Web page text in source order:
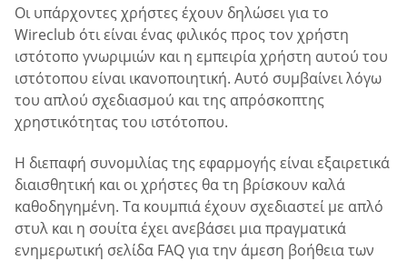
Οι υπάρχοντες χρήστες έχουν δηλώσει για το
Wireclub ότι είναι ένας φιλικός προς τον χρήστη
ιστότοπο γνωριμιών και η εμπειρία χρήστη αυτού του
ιστότοπου είναι ικανοποιητική. Αυτό συμβαίνει λόγω
του απλού σχεδιασμού και της απρόσκοπτης
χρηστικότητας του ιστότοπου.
Η διεπαφή συνομιλίας της εφαρμογής είναι εξαιρετικά
διαισθητική και οι χρήστες θα τη βρίσκουν καλά
καθοδηγημένη. Τα κουμπιά έχουν σχεδιαστεί με απλό
στυλ και η σουίτα έχει ανεβάσει μια πραγματικά
ενημερωτική σελίδα FAQ για την άμεση βοήθεια των